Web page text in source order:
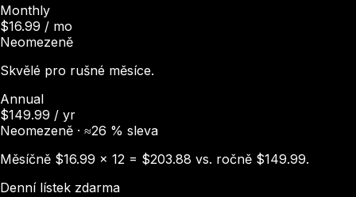
Monthly
$16.99 / mo
Neomezeně
Skvělé pro rušné měsíce.
Annual
$149.99 / yr
Neomezeně · ≈26 % sleva
Měsíčně $16.99 × 12 = $203.88 vs. ročně $149.99.
Denní lístek zdarma